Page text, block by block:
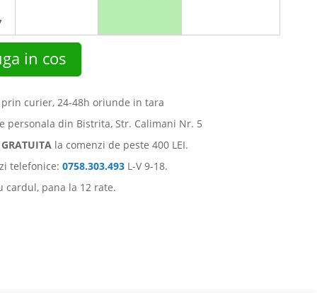
in cos
prin curier, 24-48h oriunde in tara
personala din Bistrita, Str. Calimani Nr. 5
GRATUITA la comenzi de peste 400 LEI.
telefonice: 0758.303.493 L-V 9-18.
cardul, pana la 12 rate.